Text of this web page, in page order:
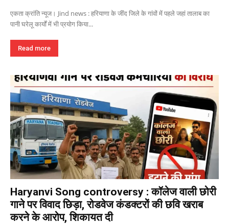
एकता क्रांति न्यूज। Jind news : हरियाणा के जींद जिले के गांवों में पहले जहां तालाब का
पानी घरेलू कार्यों में भी प्रयोग किया...
Read more
Haryanvi Song controversy : कॉलेज वाली छोरी
गाने पर विवाद छिड़ा, रोडवेज कंडक्टरों की छवि खराब
करने के आरोप, शिकायत दी